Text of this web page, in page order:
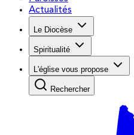
Actualités
Le Diocèse
Spiritualité
L'église vous propose
Rechercher